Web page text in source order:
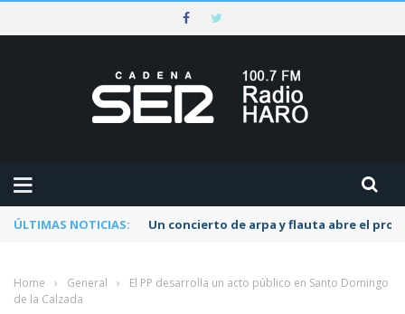
ÚLTIMAS NOTICIAS: Un concierto de arpa y flauta abre el
Home › General ›
El PP desarrolla un acto público en Santo Domingo
de la Calzada